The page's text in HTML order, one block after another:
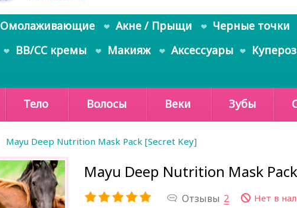
Омолаживающие Акне / Прыщи Черные точки
BB/CC кремы Макияж Аксессуары Купероз
Тело Волосы Веки Зубы
Mayu Deep Nutrition Mask Pack [Secret Key]
Mayu Deep Nutrition Mask
Отзывы 2 Нет в